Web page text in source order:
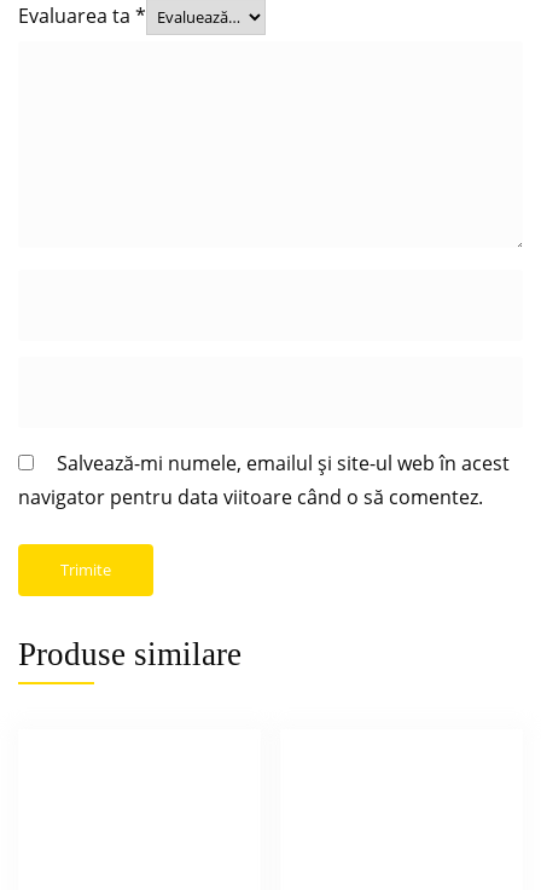
Evaluarea ta *
Salvează-mi numele, emailul și site-ul web în acest
navigator pentru data viitoare când o să comentez.
Produse similare